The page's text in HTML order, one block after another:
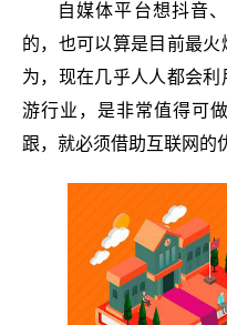
自媒体平台想抖音
的，也可以算是目前最
为，现在几乎人人都会
游行业，是非常值得可
跟，就必须借助互联网的